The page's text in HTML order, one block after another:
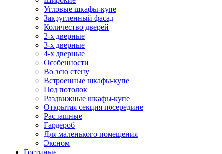
Угловые шкафы-купе
Закругленный фасад
Количество дверей
2-х дверные
3-х дверные
4-х дверные
Особенности
Во всю стену
Встроенные шкафы-купе
Под потолок
Раздвижные шкафы-купе
Открытая секция посередине
Распашные
Гардероб
Для маленького помещения
Эконом
Гостиные